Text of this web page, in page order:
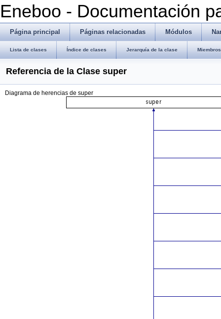
Eneboo - Documentación
Página principal Páginas relacionadas Módulos
Lista de clases Índice de clases Jerarquía de la clase
Referencia de la Clase super
Diagrama de herencias de super